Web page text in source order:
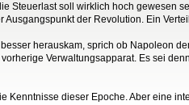
Steuerlast soll wirklich hoch gewesen
Ausgangspunkt der Revolution. Ein
herauskam, sprich ob Napoleon
Verwaltungsapparat. Es sei
Kenntnisse dieser Epoche. Aber eine